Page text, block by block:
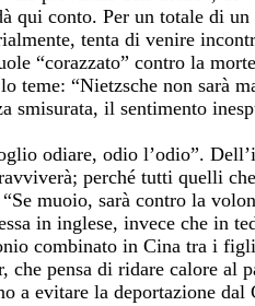
conto. Per un totale di un
tenta di venire
“corazzato” contro la
teme: “Nietzsche non sarà
il sentimento
odiare, odio l’odio”.
perché tutti quelli
muoio, sarà contro la
in inglese, invece che in
combinato in Cina tra i
pensa di ridare calore al
a evitare la deportazione dal